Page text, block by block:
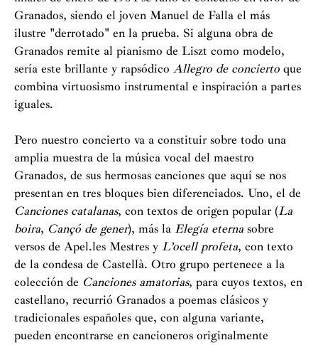
Granados, siendo el joven Manuel de Falla el más
ilustre "derrotado" en la prueba. Si alguna obra de
Granados remite al pianismo de Liszt como modelo,
sería este brillante y rapsódico Allegro de concierto que
combina virtuosismo instrumental e inspiración a partes
iguales.
Pero nuestro concierto va a constituir sobre todo una
amplia muestra de la música vocal del maestro
Granados, de sus hermosas canciones que aquí se nos
presentan en tres bloques bien diferenciados. Uno, el de
Canciones catalanas, con textos de origen popular (La
boira, Cançó de gener), más la Elegía eterna sobre
versos de Apel.les Mestres y L’ocell profeta, con texto
de la condesa de Castellà. Otro grupo pertenece a la
colección de Canciones amatorias, para cuyos textos, en
castellano, recurrió Granados a poemas clásicos y
tradicionales españoles que, con alguna variante,
pueden encontrarse en cancioneros originalmente